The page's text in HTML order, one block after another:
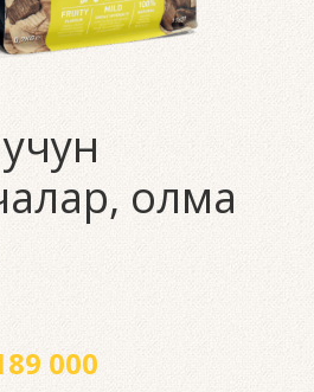
олма
000